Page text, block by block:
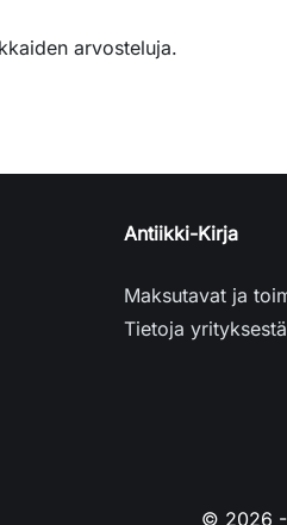
arvosteluja.
Antiikki-Kirja
Maksutavat ja
Tietoja yrityksestä
© 2026 -